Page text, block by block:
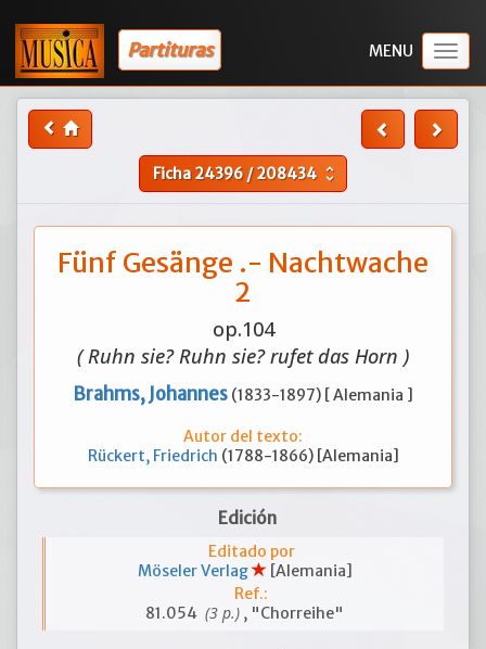
Partituras
Ficha24396/208434 unfold_more
Fünf Gesänge .- Nachtwache
2
op.104
( Ruhn sie? Ruhn sie? rufet das Horn )
Brahms, Johannes (1833-1897) [ Alemania ]
Autor del texto:
Rückert, Friedrich (1788-1866) [Alemania]
Edición
Editado por
Möseler Verlag
[Alemania]
Ref.:
81.054 (3 p.) , "Chorreihe"